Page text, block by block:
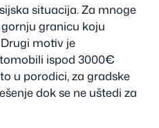
situacija. Za mnoge
granicu koju
motiv je
ispod 3000€
u porodici, za gradske
dok se ne uštedi za